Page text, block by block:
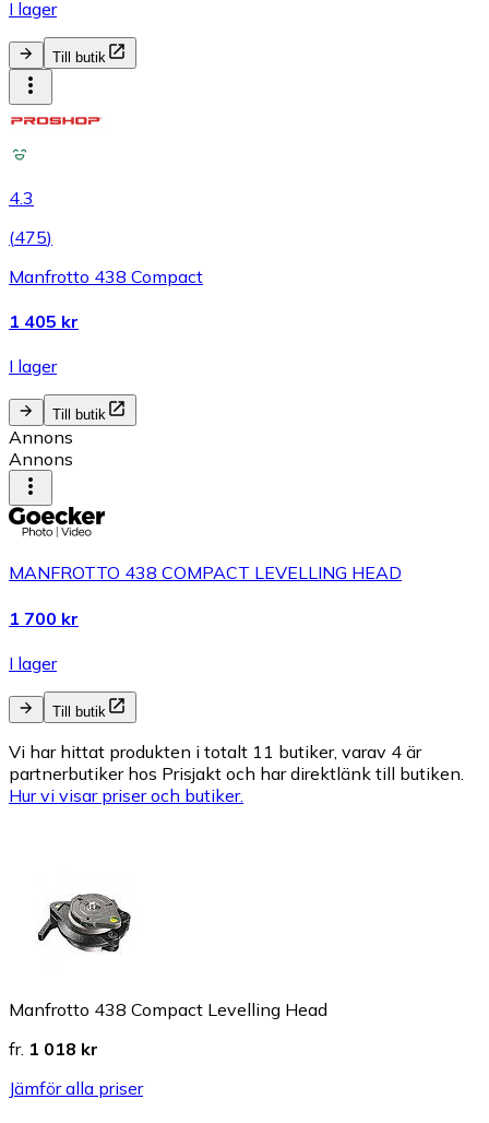
I lager
Till butik
4.3
(475)
Manfrotto 438 Compact
1 405 kr
I lager
Till butik
Annons
Annons
MANFROTTO 438 COMPACT LEVELLING HEAD
1 700 kr
I lager
Till butik
Vi har hittat produkten i totalt 11 butiker, varav 4 är
partnerbutiker hos Prisjakt och har direktlänk till butiken.
Hur vi visar priser och butiker.
Manfrotto 438 Compact Levelling Head
fr. 1 018 kr
Jämför alla priser